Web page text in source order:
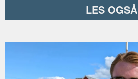
LES OGSÅ